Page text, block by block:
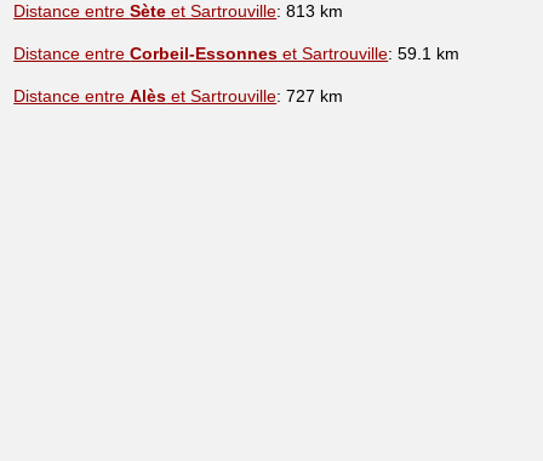
Distance entreSète et Sartrouville: 813 km
Distance entreCorbeil-Essonnes et Sartrouville: 59.1 km
Distance entreAlès et Sartrouville: 727 km